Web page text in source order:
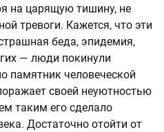
на царящую тишину, не
тревоги. Кажется, что эти
беда, эпидемия,
— люди покинули
памятник человеческой
своей неуютностью
таким его сделало
Достаточно отойти от